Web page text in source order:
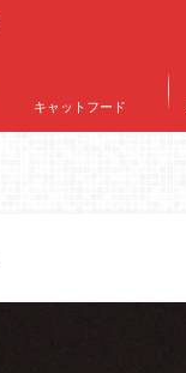
キャットフード